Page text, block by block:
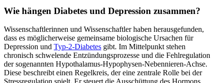
Wie hängen Diabetes und Depression zusammen?
Wissenschaftlerinnen und Wissenschaftler haben herausgefunden,
dass es möglicherweise gemeinsame biologische Ursachen für
Depression und Typ-2-Diabetes gibt. Im Mittelpunkt stehen
chronisch schwelende Entzündungsprozesse und die Fehlregulation
der sogenannten Hypothalamus-Hypophysen-Nebennieren-Achse.
Diese beschreibt einen Regelkreis, der eine zentrale Rolle bei der